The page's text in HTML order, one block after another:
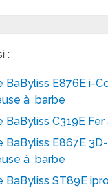
:
BaByliss E876E i-
à barbe
BaByliss C319E
BaByliss E867E
à barbe
BaByliss ST89E